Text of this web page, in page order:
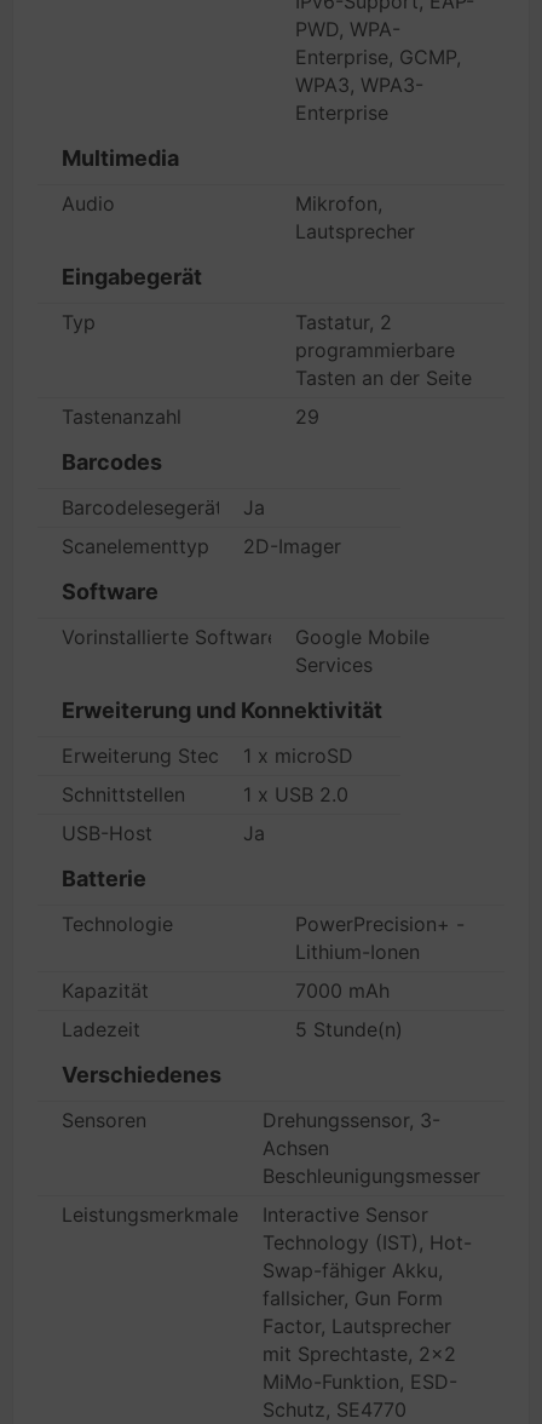
PWD, WPA-
Enterprise, GCMP,
WPA3, WPA3-
Enterprise
Multimedia
Audio
Mikrofon,
Lautsprecher
Eingabegerät
Typ
Tastatur, 2
programmierbare
Tasten an der Seite
Tastenanzahl
29
Barcodes
Barcodelesegerät
Ja
Scanelementtyp
2D-Imager
Software
Vorinstallierte Software
Google Mobile
Services
Erweiterung und Konnektivität
Erweiterung Steckplatz1 x microSD
Schnittstellen
1 x USB 2.0
USB-Host
Ja
Batterie
Technologie
PowerPrecision+ -
Lithium-Ionen
Kapazität
7000 mAh
Ladezeit
5 Stunde(n)
Verschiedenes
Sensoren
Drehungssensor, 3-
Achsen
Beschleunigungsmesser
Leistungsmerkmale
Interactive Sensor
Technology (IST), Hot-
Swap-fähiger Akku,
fallsicher, Gun Form
Factor, Lautsprecher
mit Sprechtaste, 2x2
MiMo-Funktion, ESD-
Schutz, SE4770